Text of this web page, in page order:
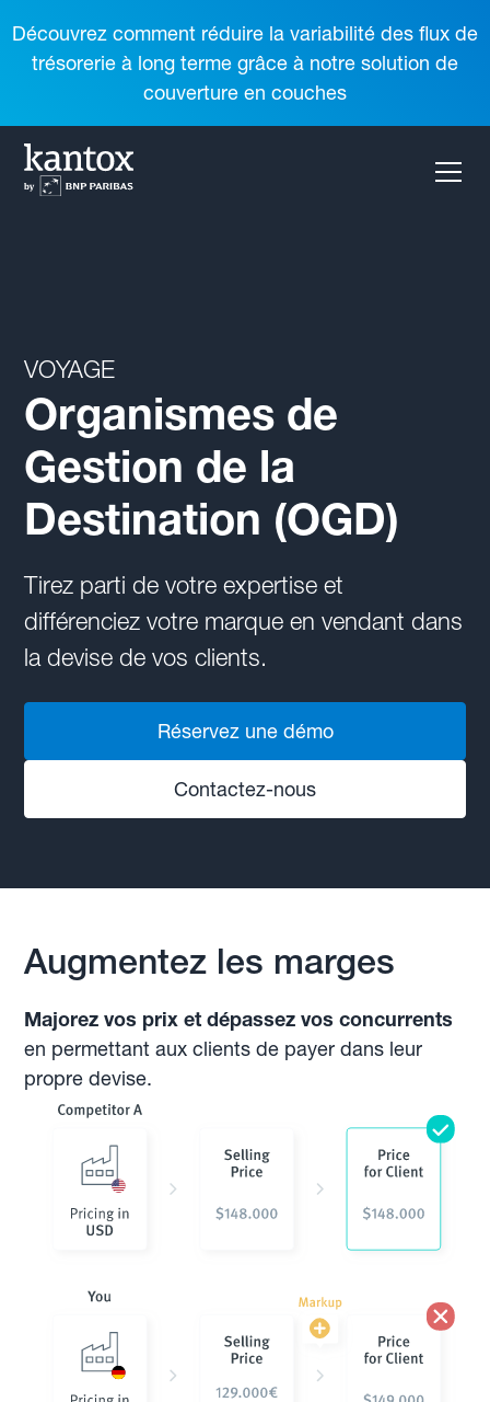
Découvrez comment réduire la variabilité des flux de
trésorerie à long terme grâce à notre solution de
couverture en couches
VOYAGE
Organismes de
Gestion de la
Destination (OGD)
Tirez parti de votre expertise et
différenciez votre marque en vendant dans
la devise de vos clients.
Réservez une démo
Contactez-nous
Augmentez les marges
Majorez vos prix et dépassez vos concurrents
en permettant aux clients de payer dans leur
propre devise.